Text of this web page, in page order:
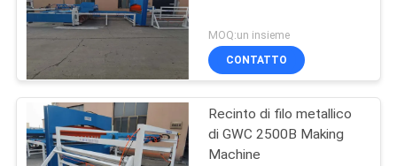
MOQ:un insieme
CONTATTO
Recinto di filo metallico
di GWC 2500B Making
Machine